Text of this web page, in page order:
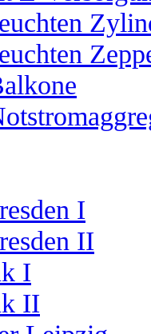
I
II
I
II